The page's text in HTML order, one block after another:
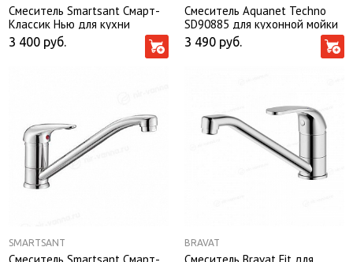
Смеситель Smartsant Смарт-
Классик Нью для кухни
SM180001AA
3 400 руб.
Смеситель Aquanet Techno
SD90885 для кухонной мойки
3 490 руб.
SMARTSANT BRAVAT